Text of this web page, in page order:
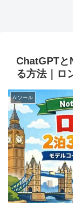
ChatGPTと
る方法｜ロ
AIツール